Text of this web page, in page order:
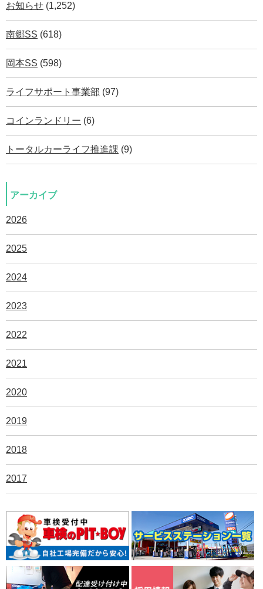
お知らせ (1,252)
南郷SS (618)
岡本SS (598)
ライフサポート事業部 (97)
コインランドリー (6)
トータルカーライフ推進課 (9)
アーカイブ
2026
2025
2024
2023
2022
2021
2020
2019
2018
2017